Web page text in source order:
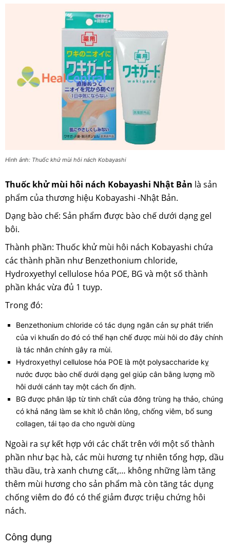
Hình ảnh: Thuốc khử mùi hôi nách Kobayashi
Thuốc khử mùi hôi nách Kobayashi Nhật Bản là sản
phẩm của thương hiệu Kobayashi -Nhật Bản.
Dạng bào chế: Sản phẩm được bào chế dưới dạng gel
bôi.
Thành phần: Thuốc khử mùi hôi nách Kobayashi chứa
các thành phần như Benzethonium chloride,
Hydroxyethyl cellulose hóa POE, BG và một số thành
phần khác vừa đủ 1 tuyp.
Trong đó:
Benzethonium chloride có tác dụng ngăn cản sự phát triển
của vi khuẩn do đó có thể hạn chế được mùi hôi do đây chính
là tác nhân chính gây ra mùi.
Hydroxyethyl cellulose hóa POE là một polysaccharide kỵ
nước được bào chế dưới dạng gel giúp cân bằng lượng mồ
hôi dưới cánh tay một cách ổn định.
BG được phân lập từ tinh chất của đông trùng hạ thảo, chúng
có khả năng làm se khít lỗ chân lông, chống viêm, bổ sung
collagen, tái tạo da cho người dùng
Ngoài ra sự kết hợp với các chất trên với một số thành
phần như bạc hà, các mùi hương tự nhiên tổng hợp, dầu
thầu dầu, trà xanh chưng cất,… không những làm tăng
thêm mùi hương cho sản phẩm mà còn tăng tác dụng
chống viêm do đó có thể giảm được triệu chứng hôi
nách.
Công dụng